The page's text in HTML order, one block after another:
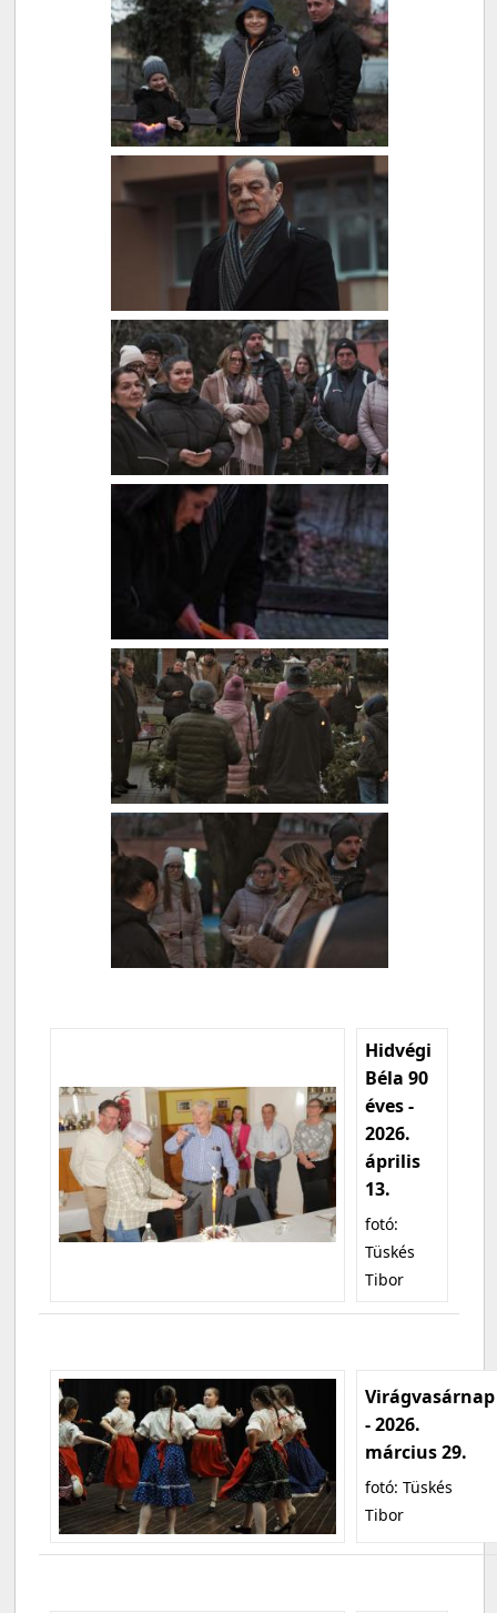
Hidvégi
Béla 90
éves -
2026.
április
13.
fotó:
Tüskés
Tibor
Virágvasárnap
- 2026.
március 29.
fotó: Tüskés
Tibor